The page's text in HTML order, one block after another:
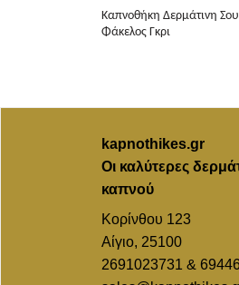
Καπνοθήκη Δερμάτινη
Φάκελος Γκρι
kapnothikes.gr
Οι καλύτερες
καπνού
Κορίνθου 123
Αίγιο, 25100
2691023731 &